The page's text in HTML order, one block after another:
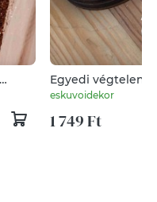
Egyedi végtelen
eskuvoidekor
1 749 Ft